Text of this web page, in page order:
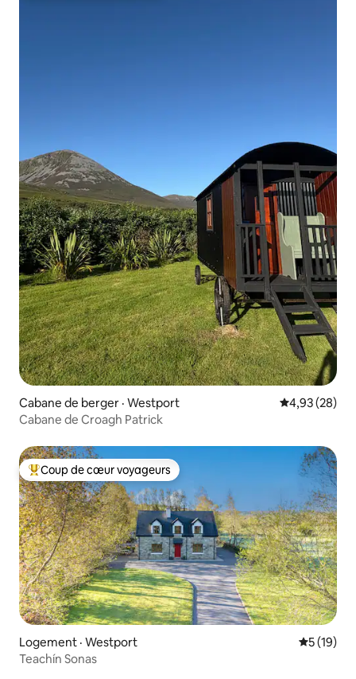
Cabane de berger · Westport Note
4,93 (28)
Cabane de Croagh Patrick
Coup de cœur voyageurs parmi les plus aimés
Coup de cœur voyageurs
Logement · Westport Note
5 (19)
Teachín Sonas